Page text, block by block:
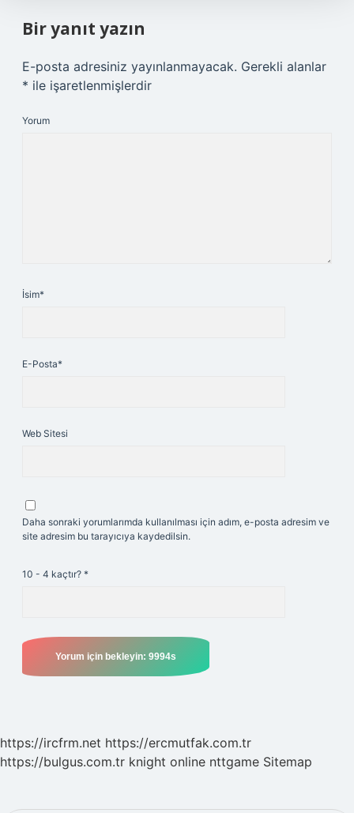
Bir yanıt yazın
E-posta adresiniz yayınlanmayacak. Gerekli alanlar
* ile işaretlenmişlerdir
Yorum
İsim*
E-Posta*
Web Sitesi
Daha sonraki yorumlarımda kullanılması için adım, e-posta adresim ve
site adresim bu tarayıcıya kaydedilsin.
10 - 4 kaçtır? *
https://ircfrm.net https://ercmutfak.com.tr
https://bulgus.com.tr knight online nttgame Sitemap